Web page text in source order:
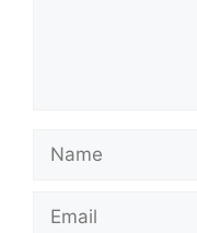
Name
Email